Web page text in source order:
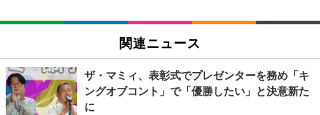
関連ニュース
ザ・マミィ、表彰式でプレゼンターを務め「キ
ングオブコント」で「優勝したい」と決意新た
に